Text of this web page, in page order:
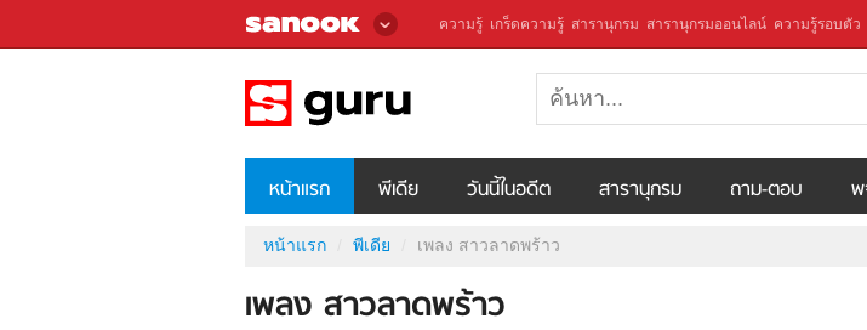
ความรู้ เกร็ดความรู้ สารานุกรม สารานุกรมออนไลน์ ความรู้รอบตัว
หน้าแรก พีเดีย วันนี้ในอดีต สารานุกรม ถาม-ตอบ
หน้าแรก พีเดีย เพลง สาวลาดพร้าว
เพลง สาวลาดพร้าว